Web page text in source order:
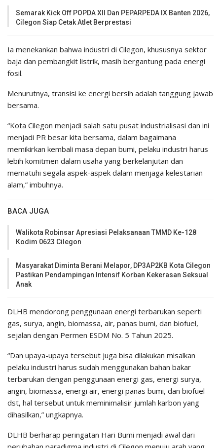
Semarak Kick Off POPDA XII Dan PEPARPEDA IX Banten 2026,
Cilegon Siap Cetak Atlet Berprestasi
Ia menekankan bahwa industri di Cilegon, khususnya sektor
baja dan pembangkit listrik, masih bergantung pada energi
fosil.
Menurutnya, transisi ke energi bersih adalah tanggung jawab
bersama.
“Kota Cilegon menjadi salah satu pusat industrialisasi dan ini
menjadi PR besar kita bersama, dalam bagaimana
memikirkan kembali masa depan bumi, pelaku industri harus
lebih komitmen dalam usaha yang berkelanjutan dan
mematuhi segala aspek-aspek dalam menjaga kelestarian
alam,” imbuhnya.
BACA JUGA
Walikota Robinsar Apresiasi Pelaksanaan TMMD Ke-128
Kodim 0623 Cilegon
Masyarakat Diminta Berani Melapor, DP3AP2KB Kota Cilegon
Pastikan Pendampingan Intensif Korban Kekerasan Seksual
Anak
DLHB mendorong penggunaan energi terbarukan seperti
gas, surya, angin, biomassa, air, panas bumi, dan biofuel,
sejalan dengan Permen ESDM No. 5 Tahun 2025.
“Dan upaya-upaya tersebut juga bisa dilakukan misalkan
pelaku industri harus sudah menggunakan bahan bakar
terbarukan dengan penggunaan energi gas, energi surya,
angin, biomassa, energi air, energi panas bumi, dan biofuel
dst, hal tersebut untuk meminimalisir jumlah karbon yang
dihasilkan,” ungkapnya.
DLHB berharap peringatan Hari Bumi menjadi awal dari